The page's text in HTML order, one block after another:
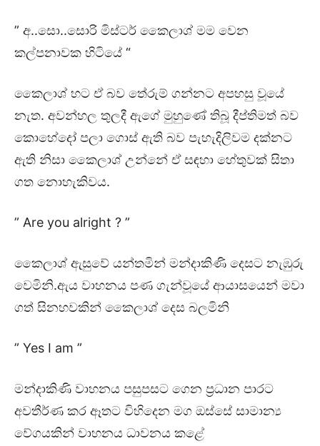
” අ..සො..සොරි මිස්ටර් කෛලාශ් මම වෙන
කල්පනාවක හිටියේ “
කෛලාශ් හට ඒ බව තේරුම් ගන්නට අපහසු වූයේ
නැත. අවන්හල තුලදී ඇගේ මුහුණේ තිබූ දීප්තිමත් බව
කොහේදෝ පලා ගොස් ඇති බව පැහැදිලිවම දක්නට
ඇති නිසා කෛලාශ් උන්නේ ඒ සඳහා හේතුවක් සිතා
ගත නොහැකිවය.
” Are you alright ? ”
කෛලාශ් ඇසුවේ යන්තමින් මන්දාකිණි දෙසට නැඹුරු
වෙමිනි.ඇය වාහනය පණ ගැන්වූයේ ආයාසයෙන් මවා
ගත් සිනහවකින් කෛලාශ් දෙස බලමිනි
” Yes I am ”
මන්දාකිණි වාහනය පසුපසට ගෙන ප්‍රධාන පාරට
අවතීර්ණ කර ඈතට විහිදෙන මග ඔස්සේ සාමාන්‍ය
වේගයකින් වාහනය ධාවනය කළේ